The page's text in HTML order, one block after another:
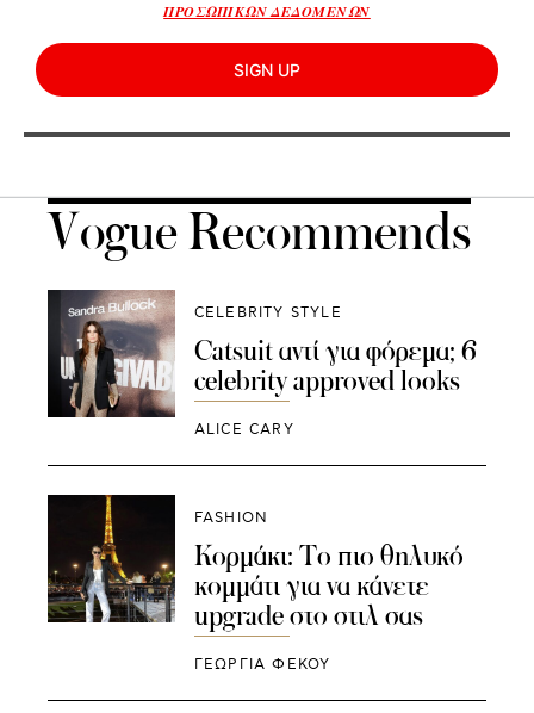
ΠΡΟΣΩΠΙΚΩΝ ΔΕΔΟΜΕΝΩΝ
SIGN UP
Vogue Recommends
CELEBRITY STYLE
Catsuit αντί για φόρεμα; 6
celebrity approved looks
ALICE CARY
FASHION
Κορμάκι: Το πιο θηλυκό
κομμάτι για να κάνετε
upgrade στο στιλ σας
ΓΕΩΡΓΙΑ ΦΕΚΟΥ